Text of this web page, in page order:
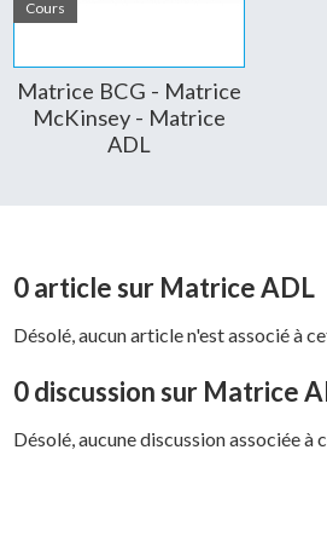
et celles qui sont génératrices de
En équilibrant son portefeuille
des unes aux autres.
Exemple de matrice
Google est considéré comme l’un
internautes. Son portefeuille
Ses services les plus connus sont :
Cours
Matrice BCG - Matrice
McKinsey - Matrice
ADL
0 article sur Matrice ADL
Désolé, aucun article n'est associé à
0 discussion sur Matrice
Désolé, aucune discussion associée